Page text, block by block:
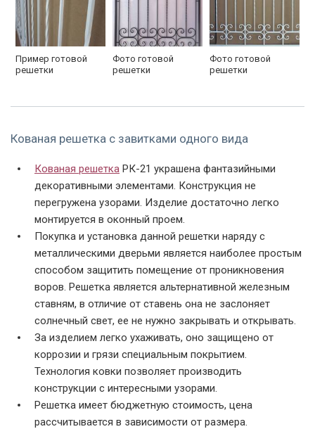
Пример готовой
решетки
Фото готовой
решетки
Фото готовой
решетки
Кованая решетка с завитками одного вида
Кованая решетка РК-21 украшена фантазийными
декоративными элементами. Конструкция не
перегружена узорами. Изделие достаточно легко
монтируется в оконный проем.
Покупка и установка данной решетки наряду с
металлическими дверьми является наиболее простым
способом защитить помещение от проникновения
воров. Решетка является альтернативной железным
ставням, в отличие от ставень она не заслоняет
солнечный свет, ее не нужно закрывать и открывать.
За изделием легко ухаживать, оно защищено от
коррозии и грязи специальным покрытием.
Технология ковки позволяет производить
конструкции с интересными узорами.
Решетка имеет бюджетную стоимость, цена
рассчитывается в зависимости от размера.